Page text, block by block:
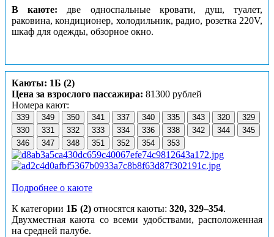
В каюте: две односпальные кровати, душ, туалет,
раковина, кондиционер, холодильник, радио, розетка 220V,
шкаф для одежды, обзорное окно.
Каюты: 1Б (2)
Цена за взрослого пассажира: 81300 рублей
Номера кают:
339 349 350 341 337 340 335 343 320
329
330
331 332 333 334 336 338 342 344
345
346
347 348 351 352 354 353
Подробнее о каюте
К категории 1Б (2) относятся каюты: 320, 329–354.
Двухместная каюта со всеми удобствами, расположенная
на средней палубе.